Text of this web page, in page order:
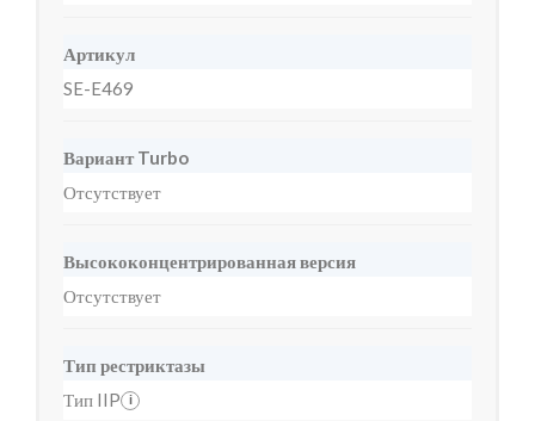
Артикул
SE-E469
Вариант Turbo
Отсутствует
Высококонцентрированная версия
Отсутствует
Тип рестриктазы
Тип IIP
i